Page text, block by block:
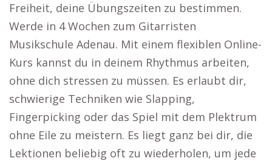
Freiheit, deine Übungszeiten zu bestimmen.
Werde in 4 Wochen zum Gitarristen
Musikschule Adenau. Mit einem flexiblen Online-
Kurs kannst du in deinem Rhythmus arbeiten,
ohne dich stressen zu müssen. Es erlaubt dir,
schwierige Techniken wie Slapping,
Fingerpicking oder das Spiel mit dem Plektrum
ohne Eile zu meistern. Es liegt ganz bei dir, die
Lektionen beliebig oft zu wiederholen, um jede